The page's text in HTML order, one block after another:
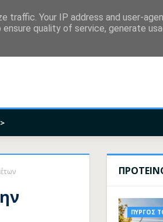
ΠΥΡΓΟΣ
traffic. Your IP address and user-
quality of service, generate